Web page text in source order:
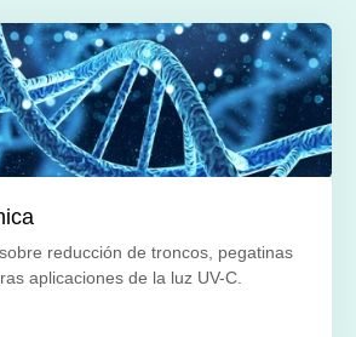
reducción de troncos, pegatinas
aplicaciones de la luz UV-C.